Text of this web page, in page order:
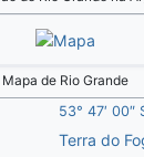
Mapa de Rio Grande
53° 47′ 00″
Terra do